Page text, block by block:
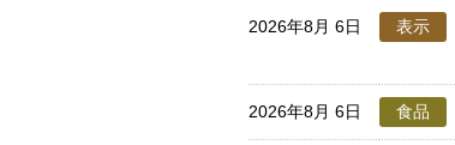
2026年8月 6日 表示
2026年8月 6日 食品